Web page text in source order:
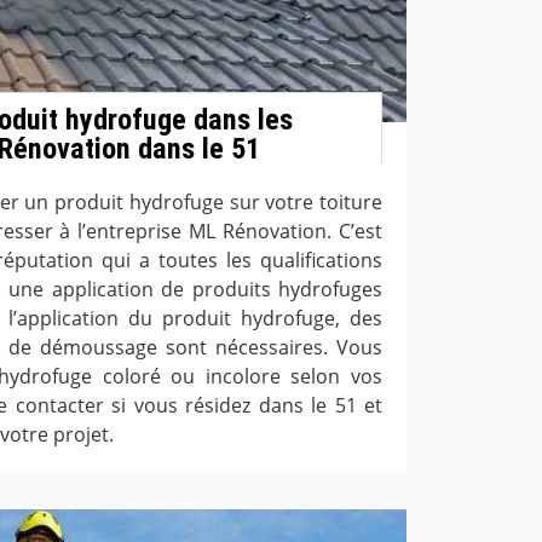
hydrofuge dans les
dans le 51
un produit hydrofuge sur votre toiture
à l’entreprise ML Rénovation. C’est
qui a toutes les qualifications
application de produits hydrofuges
du produit hydrofuge, des
démoussage sont nécessaires. Vous
coloré ou incolore selon vos
contacter si vous résidez dans le 51 et
projet.